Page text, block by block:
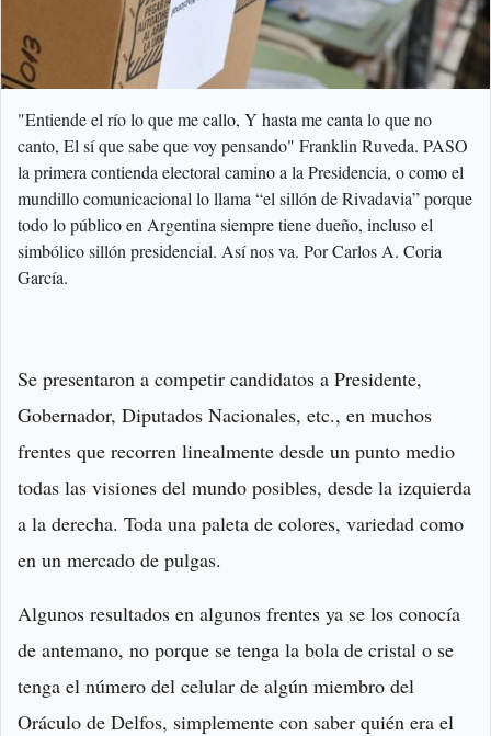
"Entiende el río lo que me callo, Y hasta me canta lo que no
canto, El sí que sabe que voy pensando" Franklin Ruveda. PASO
la primera contienda electoral camino a la Presidencia, o como el
mundillo comunicacional lo llama “el sillón de Rivadavia” porque
todo lo público en Argentina siempre tiene dueño, incluso el
simbólico sillón presidencial. Así nos va. Por Carlos A. Coria
García.
Se presentaron a competir candidatos a Presidente,
Gobernador, Diputados Nacionales, etc., en muchos
frentes que recorren linealmente desde un punto medio
todas las visiones del mundo posibles, desde la izquierda
a la derecha. Toda una paleta de colores, variedad como
en un mercado de pulgas.
Algunos resultados en algunos frentes ya se los conocía
de antemano, no porque se tenga la bola de cristal o se
tenga el número del celular de algún miembro del
Oráculo de Delfos, simplemente con saber quién era el